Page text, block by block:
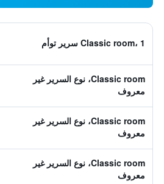
Classic room، 1 سرير توأم
Classic room، نوع السرير غير
معروف
Classic room، نوع السرير غير
معروف
Classic room، نوع السرير غير
معروف